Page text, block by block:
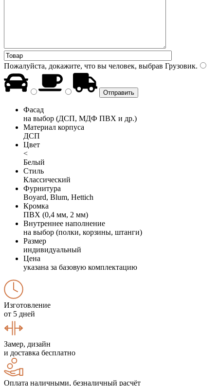
Пожалуйста, докажите, что вы человек, выбрав Грузовик.
Фасад
на выбор (ДСП, МДФ ПВХ и др.)
Материал корпуса
ДСП
Цвет
<
Белый
Стиль
Классический
Фурнитура
Boyard, Blum, Hettich
Кромка
ПВХ (0,4 мм, 2 мм)
Внутреннее наполнение
на выбор (полки, корзины, штанги)
Размер
индивидуальный
Цена
указана за базовую комплектацию
Изготовление
от 5 дней
Замер, дизайн
и доставка бесплатно
Оплата наличными, безналичный расчёт